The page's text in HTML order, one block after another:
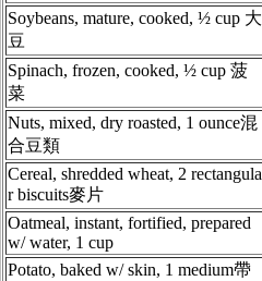
Soybeans, mature, cooked, ½ cup 大
豆
Spinach, frozen, cooked, ½ cup 菠
菜
Nuts, mixed, dry roasted, 1 ounce混
合豆類
Cereal, shredded wheat, 2 rectangula
r biscuits麥片
Oatmeal, instant, fortified, prepared
w/ water, 1 cup
Potato, baked w/ skin, 1 medium帶